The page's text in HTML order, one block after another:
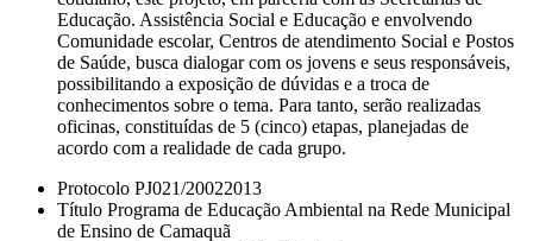
Educação. Assistência Social e Educação e envolvendo
Comunidade escolar, Centros de atendimento Social e Postos
de Saúde, busca dialogar com os jovens e seus responsáveis,
possibilitando a exposição de dúvidas e a troca de
conhecimentos sobre o tema. Para tanto, serão realizadas
oficinas, constituídas de 5 (cinco) etapas, planejadas de
acordo com a realidade de cada grupo.
Protocolo PJ021/20022013
Título Programa de Educação Ambiental na Rede Municipal
de Ensino de Camaquã